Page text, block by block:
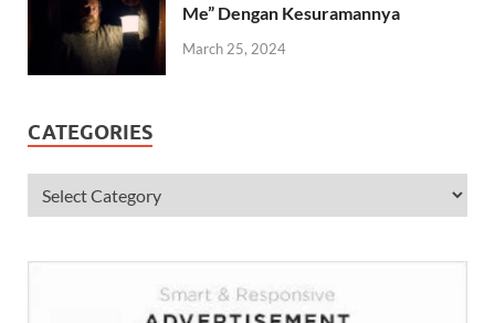
Me” Dengan Kesuramannya
March 25, 2024
CATEGORIES